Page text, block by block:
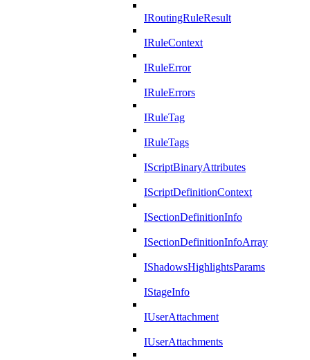
IRoutingRuleResult
IRuleContext
IRuleError
IRuleErrors
IRuleTag
IRuleTags
IScriptBinaryAttributes
IScriptDefinitionContext
ISectionDefinitionInfo
ISectionDefinitionInfoArray
IShadowsHighlightsParams
IStageInfo
IUserAttachment
IUserAttachments